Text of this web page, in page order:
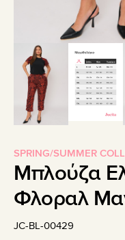
SPRING/SUMMER
Μπλούζα
Φλοραλ
JC-BL-00429